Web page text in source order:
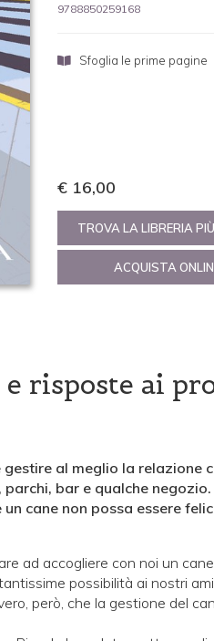
€ 16,00
TROVA LA LIBRERIA
ACQUISTA
9788850259168
Sfoglia le prime pagine
risposte ai
al meglio la relazione
bar e qualche negozio.
cane non possa essere
ad accogliere con noi un
possibilità ai nostri
però, che la gestione del